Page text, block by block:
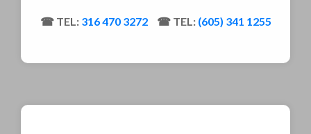
TEL: 316 470 3272 TEL: (605) 341 1255